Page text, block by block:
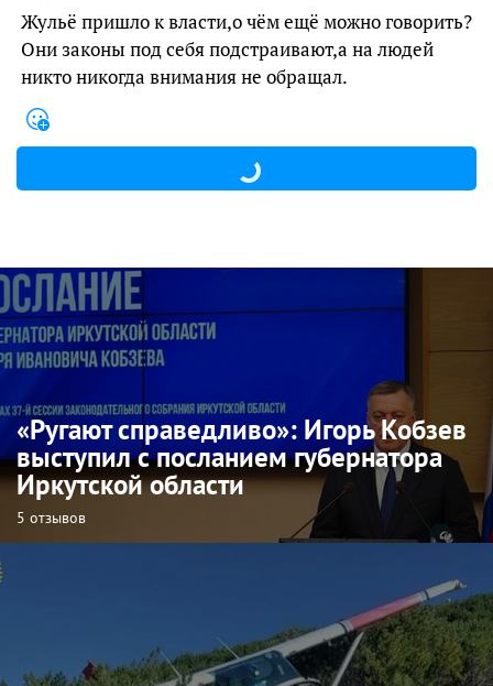
Жульё пришло к власти,о чём ещё можно говорить?
Они законы под себя подстраивают,а на людей
никто никогда внимания не обращал.
«Ругают справедливо»: Игорь Кобзев
выступил с посланием губернатора
Иркутской области
5 отзывов